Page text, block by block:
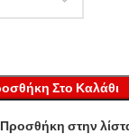
Στο Καλάθι
Προσθήκη στην